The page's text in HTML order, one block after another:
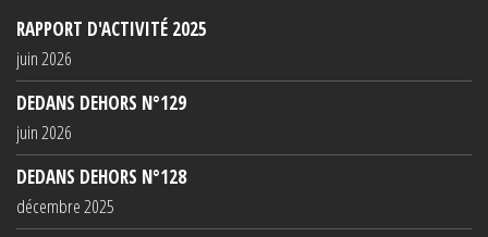
RAPPORT D'ACTIVITÉ 2025
juin 2026
DEDANS DEHORS N°129
juin 2026
DEDANS DEHORS N°128
décembre 2025